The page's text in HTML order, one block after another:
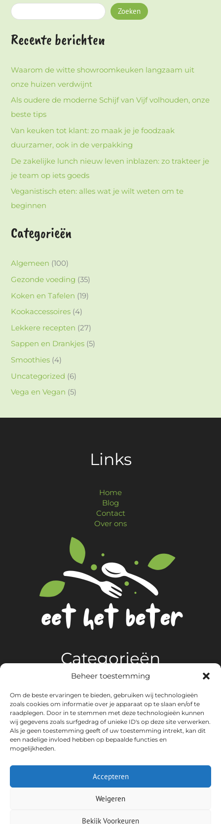
Beheer toestemming
Om de beste ervaringen te bieden, gebruiken wij technologieën
zoals cookies om informatie over je apparaat op te slaan en/of te
raadplegen. Door in te stemmen met deze technologieën kunnen
wij gegevens zoals surfgedrag of unieke ID's op deze site verwerken.
Als je geen toestemming geeft of uw toestemming intrekt, kan dit
een nadelige invloed hebben op bepaalde functies en
mogelijkheden.
Accepteren
Weigeren
Bekijk Voorkeuren
Zoeken
Recente berichten
Waarom de witte showroomkeuken langzaam uit
onze huizen verdwijnt
Als oudere de moderne Schijf van Vijf volhouden, onze
beste tips
Van keuken tot klant: zo maak je je foodzaak
duurzamer, ook in de verpakking
De zakelijke lunch nieuw leven inblazen: zo trakteer je
je team op iets goeds
Veganistisch eten: alles wat je wilt weten om te
beginnen
Categorieën
Algemeen (100)
Gezonde voeding (35)
Koken en Tafelen (19)
Kookaccessoires (4)
Lekkere recepten (27)
Sappen en Drankjes (5)
Smoothies (4)
Uncategorized (6)
Vega en Vegan (5)
Links
Home
Blog
Contact
Over ons
Categorieën
Algemeen
Gezonde voeding
Koken en Tafelen
Kookaccessoires
Lekkere recepten
Sappen en Drankjes
Vega en Vegan